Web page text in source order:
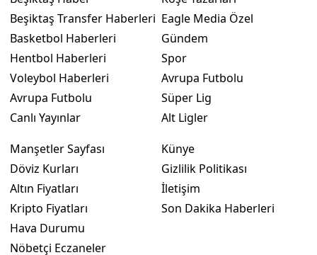
Beşiktaş Transfer Haberleri
Basketbol Haberleri
Hentbol Haberleri
Voleybol Haberleri
Avrupa Futbolu
Canlı Yayınlar
Eagle Media Özel
Gündem
Spor
Avrupa Futbolu
Süper Lig
Alt Ligler
Manşetler Sayfası
Döviz Kurları
Altın Fiyatları
Kripto Fiyatları
Hava Durumu
Nöbetçi Eczaneler
Künye
Gizlilik Politikası
İletişim
Son Dakika Haberleri